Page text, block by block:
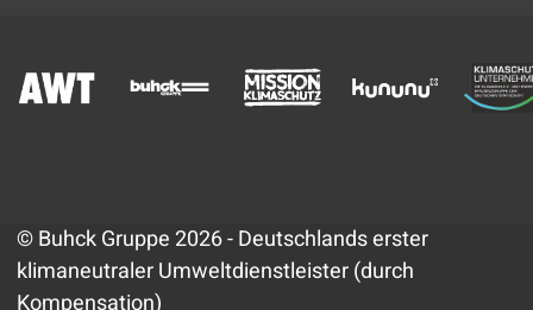
© Buhck Gruppe 2026 - Deutschlands erster
klimaneutraler Umweltdienstleister (durch
Kompensation)